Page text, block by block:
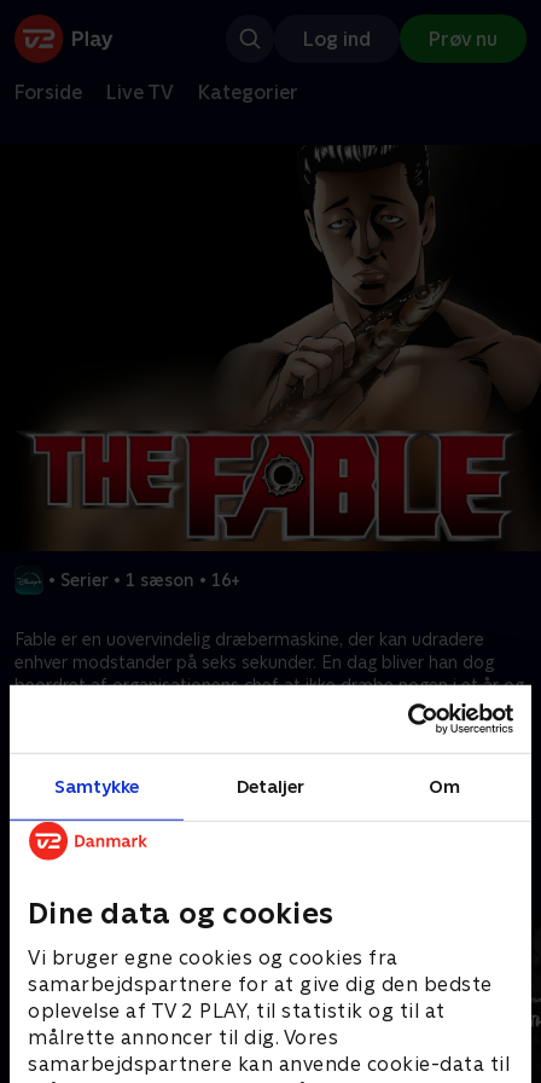
Samtykke Detaljer Om
Dine data og cookies
Vi bruger egne cookies og cookies fra
samarbejdspartnere for at give dig den bedste
oplevelse af TV 2 PLAY, til statistik og til at
målrette annoncer til dig. Vores
samarbejdspartnere kan anvende cookie-data til
Log ind Prøv nu
Forside Live TV Kategorier
• Serier • 1 sæson • 16+
Fable er en uovervindelig dræbermaskine, der kan udradere
enhver modstander på seks sekunder. En dag bliver han dog
beordret af organisationens chef at ikke dræbe nogen i et år og
leve et almindeligt liv. Således begynder Fables seje,
humoristiske og lettere excentriske pause på et år fra at dræbe.